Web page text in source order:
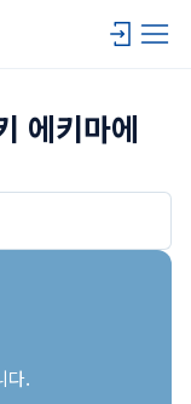
에키마에
다.